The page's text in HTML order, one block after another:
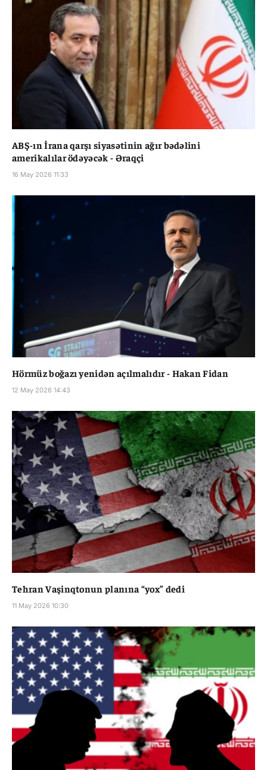
ABŞ-ın İrana qarşı siyasətinin ağır bədəlini
amerikalılar ödəyəcək - Əraqçi
16 May 2026 11:33
Hörmüz boğazı yenidən açılmalıdır - Hakan Fidan
12 May 2026 14:43
Tehran Vaşinqtonun planına “yox” dedi
11 May 2026 10:30